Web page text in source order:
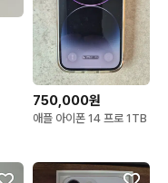
750,000원
애플 아이폰 14 프로 1TB